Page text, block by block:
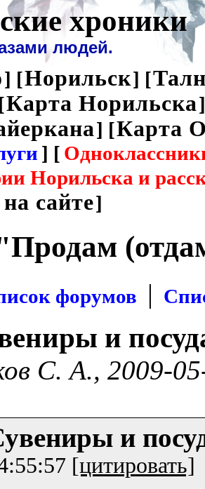
хроники
людей.
] [Норильск] [
Карта Норильска
] [Карта
] [
Норильска и
сайте]
форумов |
и
С. А., 2009-
и
[цитировать]